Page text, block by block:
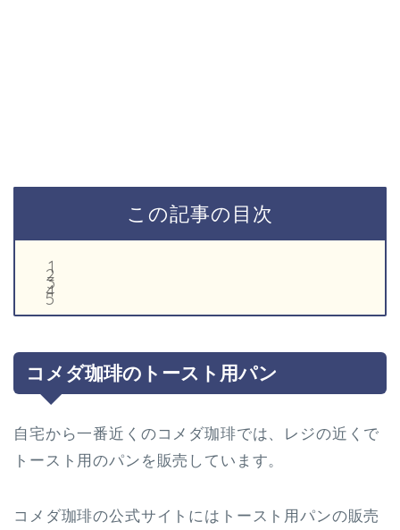
この記事の目次
コメダ珈琲のトースト用パン
自宅から一番近くのコメダ珈琲では、レジの近くで
トースト用のパンを販売しています。
コメダ珈琲の公式サイトにはトースト用パンの販売